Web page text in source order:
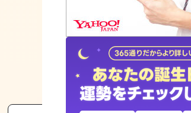
占いの流れ
おすすめの占い師
よくある質問